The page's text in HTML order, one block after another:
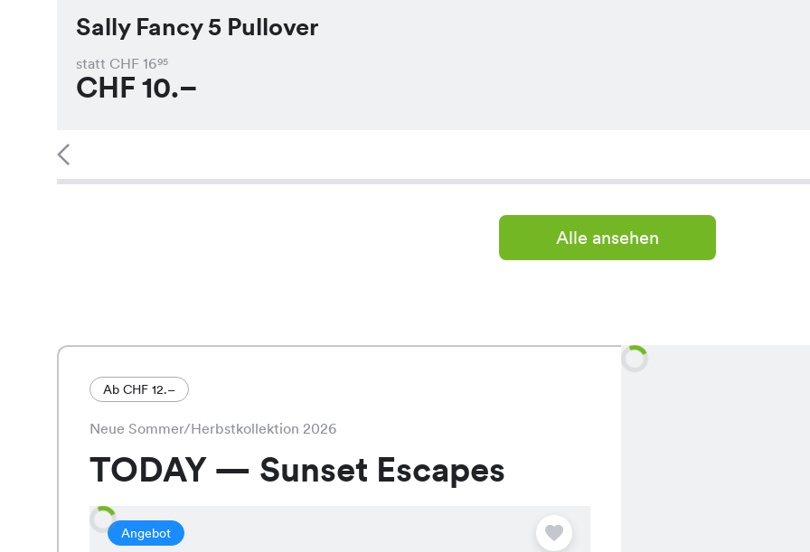
Sally Fancy 5 Pullover
statt CHF 1695
CHF 10.–
Alle ansehen
Ab CHF 12.–
Neue Sommer/Herbstkollektion 2026
TODAY — Sunset Escapes
Angebot